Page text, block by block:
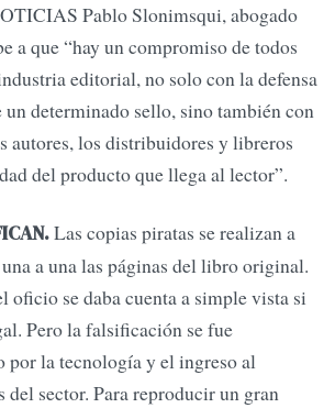
Pablo Slonimsqui, abogado
a que “hay un compromiso de todos
editorial, no solo con la defensa
un determinado sello, sino también con
autores, los distribuidores y libreros
del producto que llega al lector”.
Las copias piratas se realizan a
a una las páginas del libro original.
oficio se daba cuenta a simple vista si
Pero la falsificación se fue
por la tecnología y el ingreso al
del sector. Para reproducir un gran